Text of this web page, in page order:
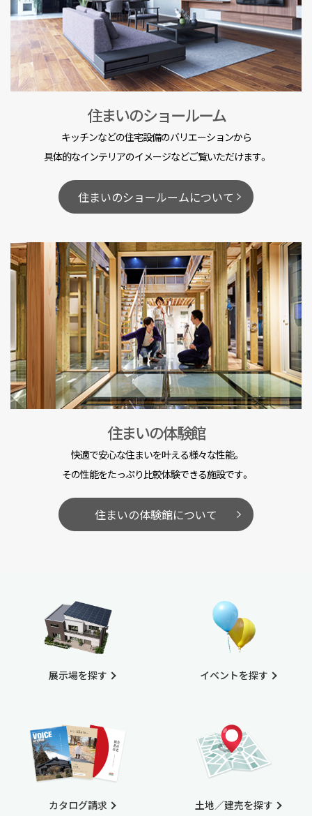
住まいのショールーム
キッチンなどの住宅設備のバリエーションから
具体的なインテリアのイメージなどご覧いただけます。
住まいのショールームについて
住まいの体験館
快適で安心な住まいを叶える様々な性能。
その性能をたっぷり比較体験できる施設です。
住まいの体験館について
展示場を探す
カタログ請求
イベントを探す
土地／建売を探す